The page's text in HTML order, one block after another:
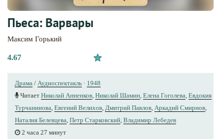
Пьеса: Варвары
Максим Горький
4.67
Драма / Аудиоспектакль · 1948
Читает Николай Анненков, Николай Шамин, Елена Гоголева, Евдокия
Турчанинова, Евгений Велихов, Дмитрий Павлов, Аркадий Смирнов,
Наталия Белевцева, Петр Старковский, Владимир Лебедев
2 часа 27 минут